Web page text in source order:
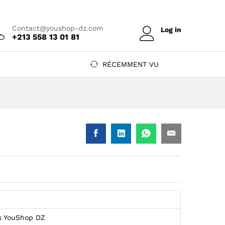
Contact@youshop-dz.com
+213 558 13 01 81
Log in
RÉCEMMENT VU
YouShop DZ